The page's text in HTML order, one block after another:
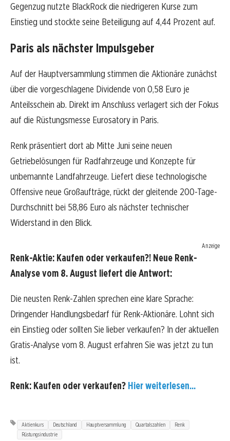
Gegenzug nutzte BlackRock die niedrigeren Kurse zum
Einstieg und stockte seine Beteiligung auf 4,44 Prozent auf.
Paris als nächster Impulsgeber
Auf der Hauptversammlung stimmen die Aktionäre zunächst
über die vorgeschlagene Dividende von 0,58 Euro je
Anteilsschein ab. Direkt im Anschluss verlagert sich der Fokus
auf die Rüstungsmesse Eurosatory in Paris.
Renk präsentiert dort ab Mitte Juni seine neuen
Getriebelösungen für Radfahrzeuge und Konzepte für
unbemannte Landfahrzeuge. Liefert diese technologische
Offensive neue Großaufträge, rückt der gleitende 200-Tage-
Durchschnitt bei 58,86 Euro als nächster technischer
Widerstand in den Blick.
Anzeige
Renk-Aktie: Kaufen oder verkaufen?! Neue Renk-
Analyse vom 8. August liefert die Antwort:
Die neusten Renk-Zahlen sprechen eine klare Sprache:
Dringender Handlungsbedarf für Renk-Aktionäre. Lohnt sich
ein Einstieg oder sollten Sie lieber verkaufen? In der aktuellen
Gratis-Analyse vom 8. August erfahren Sie was jetzt zu tun
ist.
Renk: Kaufen oder verkaufen? Hier weiterlesen...
Aktienkurs Deutschland Hauptversammlung Quartalszahlen
Renk
Rüstungsindustrie